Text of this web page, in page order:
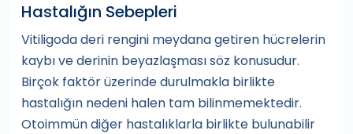
Hastalığın Sebepleri
Vitiligoda deri rengini meydana getiren hücrelerin
kaybı ve derinin beyazlaşması söz konusudur.
Birçok faktör üzerinde durulmakla birlikte
hastalığın nedeni halen tam bilinmemektedir.
Otoimmün diğer hastalıklarla birlikte bulunabilir